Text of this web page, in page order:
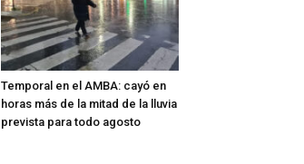
Temporal en el AMBA: cayó en
horas más de la mitad de la lluvia
prevista para todo agosto